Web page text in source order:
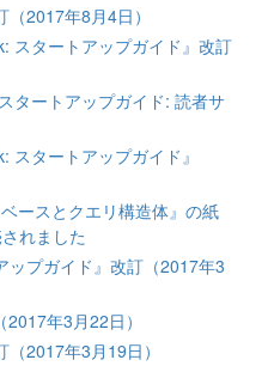
2017年8月4日）
スタートアップガイド』改訂
タートアップガイド: 読者サ
スタートアップガイド』
ースとクエリ構造体』の紙
れました
ップガイド』改訂（2017年3
年3月22日）
2017年3月19日）